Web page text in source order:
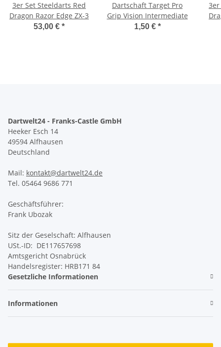
3er Set Steeldarts Red
Dragon Razor Edge ZX-3
53,00 € *
Dartschaft Target Pro
Grip Vision Intermediate
1,50 € *
3er
Dartwelt24 - Franks-Castle GmbH
Heeker Esch 14
49594 Alfhausen
Deutschland
Mail: kontakt@dartwelt24.de
Tel. 05464 9686 771
Geschäftsführer:
Frank Ubozak
Sitz der Geselschaft: Alfhausen
USt.-ID: DE117657698
Amtsgericht Osnabrück
Handelsregister: HRB171 84
Gesetzliche Informationen
Informationen